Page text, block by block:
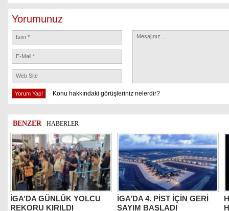
Yorumunuz
Konu hakkındaki görüşleriniz nelerdir?
BENZER HABERLER
İGA’DA GÜNLÜK YOLCU
REKORU KIRILDI
İGA’DA 4. PİST İÇİN GERİ
SAYIM BAŞLADI